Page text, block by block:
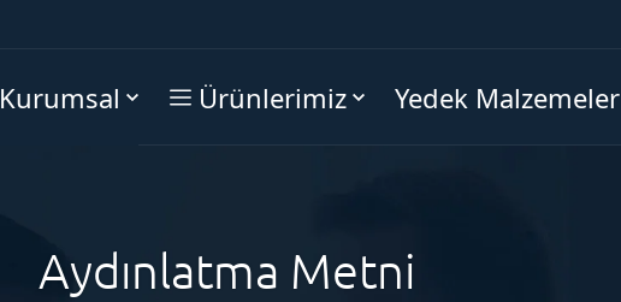
Kurumsal Ürünlerimiz Yedek Malzemeler
Aydınlatma Metni